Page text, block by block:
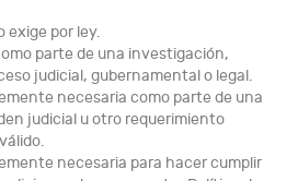
exige por ley.
parte de una investigación,
judicial, gubernamental o legal.
necesaria como parte de una
judicial u otro requerimiento
necesaria para hacer cumplir